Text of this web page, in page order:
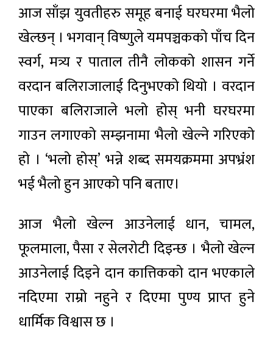
आज साँझ युवतीहरु समूह बनाई घरघरमा भैलो
खेल्छन् । भगवान् विष्णुले यमपञ्चकको पाँच दिन
स्वर्ग, मत्र्य र पाताल तीनै लोकको शासन गर्ने
वरदान बलिराजालाई दिनुभएको थियो । वरदान
पाएका बलिराजाले भलो होस् भनी घरघरमा
गाउन लगाएको सम्झनामा भैलो खेल्ने गरिएको
हो । ‘भलो होस्’ भन्ने शब्द समयक्रममा अपभ्रंश
भई भैलो हुन आएको पनि बताए।
आज भैलो खेल्न आउनेलाई धान, चामल,
फूलमाला, पैसा र सेलरोटी दिइन्छ । भैलो खेल्न
आउनेलाई दिइने दान कात्तिकको दान भएकाले
नदिएमा राम्रो नहुने र दिएमा पुण्य प्राप्त हुने
धार्मिक विश्वास छ ।